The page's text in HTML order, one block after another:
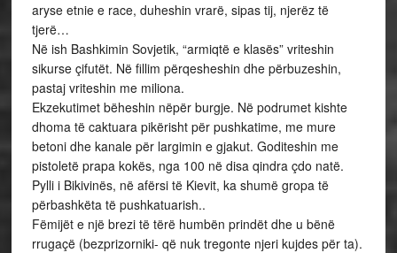
aryse etnie e race, duheshin vrarë, sipas tij, njerëz të
tjerë…
Në ish Bashkimin Sovjetik, “armiqtë e klasës” vriteshin
sikurse çifutët. Në fillim përqesheshin dhe përbuzeshin,
pastaj vriteshin me miliona.
Ekzekutimet bëheshin nëpër burgje. Në podrumet kishte
dhoma të caktuara pikërisht për pushkatime, me mure
betoni dhe kanale për largimin e gjakut. Goditeshin me
pistoletë prapa kokës, nga 100 në disa qindra çdo natë.
Pylli i Bikivinës, në afërsi të Kievit, ka shumë gropa të
përbashkëta të pushkatuarish..
Fëmijët e një brezi të tërë humbën prindët dhe u bënë
rrugaçë (bezprizorniki- që nuk tregonte njeri kujdes për ta).